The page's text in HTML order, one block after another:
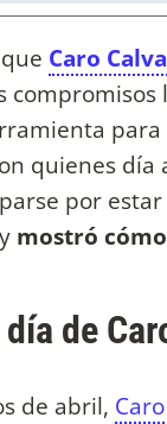
Caro
compromisos
quienes día
por
mostró
de
de abril,